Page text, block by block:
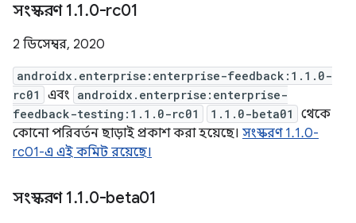
সংস্করণ 1.1.0-rc01
2 ডিসেম্বর, 2020
androidx.enterprise:enterprise-feedback:1.1.0-
rc01
এবং androidx.enterprise:enterprise-
feedback-testing:1.1.0-rc01
1.1.0-beta01
থেকে
কোনো পরিবর্তন ছাড়াই প্রকাশ করা হয়েছে। সংস্করণ 1.1.0-
rc01-এ এই কমিট রয়েছে।
সংস্করণ 1.1.0-beta01